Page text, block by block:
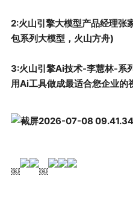
2:火山引擎大模型产品经理张
包系列大模型，火山方舟)
3:火山引擎Ai技术-李慧林-系
用Ai工具做成最适合您企业的
￼ ￼